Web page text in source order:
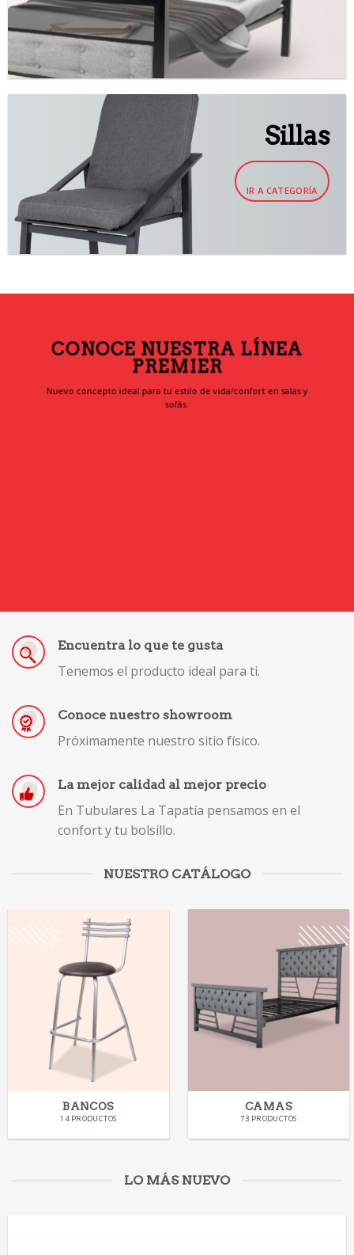
Sillas
IR A CATEGORÍA
CONOCE NUESTRA LÍNEA
PREMIER
Nuevo concepto ideal para tu estilo de vida/confort en salas y
sofás.
Encuentra lo que te gusta
Tenemos el producto ideal para ti.
Conoce nuestro showroom
Próximamente nuestro sitio físico.
La mejor calidad al mejor precio
En Tubulares La Tapatía pensamos en el
confort y tu bolsillo.
NUESTRO CATÁLOGO
BANCOS
14 PRODUCTOS
CAMAS
73 PRODUCTOS
LO MÁS NUEVO